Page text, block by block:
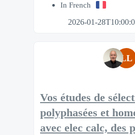
In French
2026-01-
LL
Vos études de
polyphasées et
avec elec calc, des